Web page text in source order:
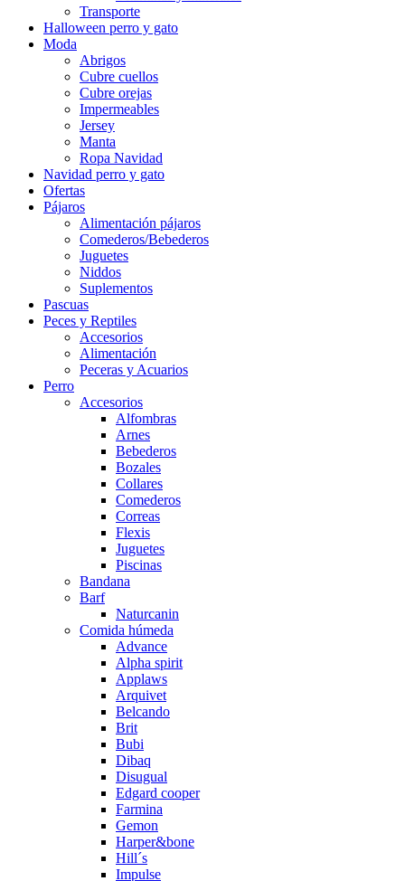
Transporte
Halloween perro y gato
Moda
Abrigos
Cubre cuellos
Cubre orejas
Impermeables
Jersey
Manta
Ropa Navidad
Navidad perro y gato
Ofertas
Pájaros
Alimentación pájaros
Comederos/Bebederos
Juguetes
Niddos
Suplementos
Pascuas
Peces y Reptiles
Accesorios
Alimentación
Peceras y Acuarios
Perro
Accesorios
Alfombras
Arnes
Bebederos
Bozales
Collares
Comederos
Correas
Flexis
Juguetes
Piscinas
Bandana
Barf
Naturcanin
Comida húmeda
Advance
Alpha spirit
Applaws
Arquivet
Belcando
Brit
Bubi
Dibaq
Disugual
Edgard cooper
Farmina
Gemon
Harper&bone
Hill´s
Impulse